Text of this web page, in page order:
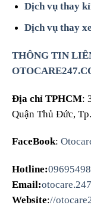
Dịch vụ thay
Dịch vụ thay
THÔNG TIN
Địa chỉ TPHCM:
Quận Thủ Đức,
FaceBook:
Hotline:
Email:
Website://